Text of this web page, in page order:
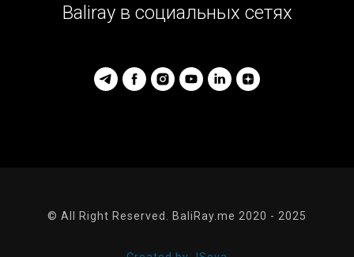
Baliray в социальных сетях
© All Right Reserved. BaliRay.me 2020 - 2025